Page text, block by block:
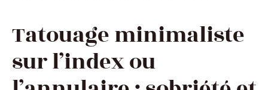
Tatouage minimaliste
sur l’index ou